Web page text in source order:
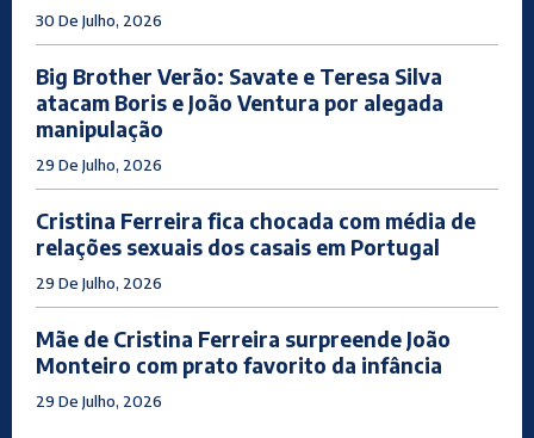
30 De Julho, 2026
Big Brother Verão: Savate e Teresa Silva
atacam Boris e João Ventura por alegada
manipulação
29 De Julho, 2026
Cristina Ferreira fica chocada com média de
relações sexuais dos casais em Portugal
29 De Julho, 2026
Mãe de Cristina Ferreira surpreende João
Monteiro com prato favorito da infância
29 De Julho, 2026